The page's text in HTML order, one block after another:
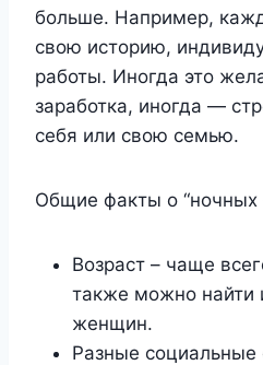
больше. Например,
свою историю,
работы. Иногда это
заработка, иногда —
себя или свою семью.
Общие факты о “ночных
Возраст – чаще
также можно найти
женщин.
Разные